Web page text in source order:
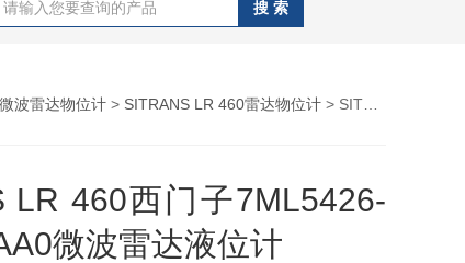
波雷达物位计 > SITRANS LR 460雷达物位计 > SITRANS LR 460西门子7ML5426-0BF00-0AA0微波雷达液位计
LR 460西门子7ML5426-
微波雷达液位计